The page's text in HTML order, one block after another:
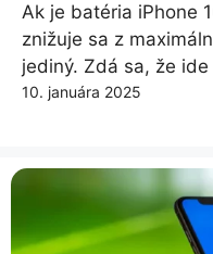
Ak je batéria iPhone
znižuje sa z
jediný. Zdá sa, že
10. januára 2025